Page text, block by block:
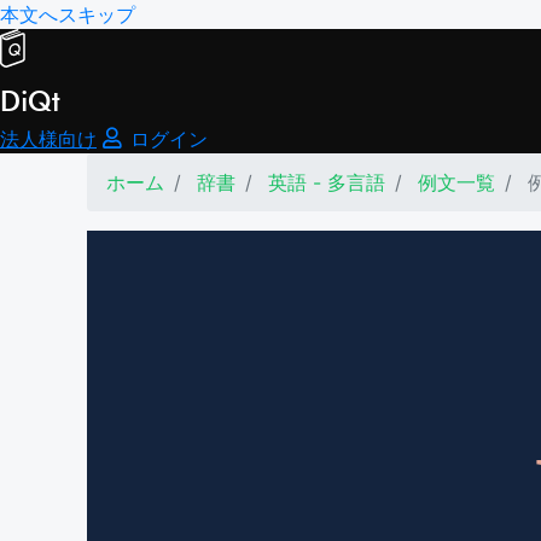
本文へスキップ
DiQt
法人様向け
ログイン
ホーム
辞書 英語 - 多言語 例文一覧